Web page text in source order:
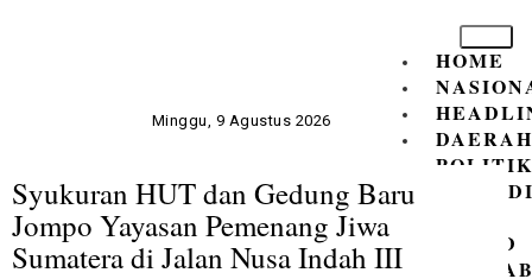
Minggu, 9 Agustus 2026
HOME
DAERAH
POLITIK
RI/DPRD
Syukuran HUT dan Gedung Baru
Jompo Yayasan Pemenang Jiwa
Sumatera di Jalan Nusa Indah III